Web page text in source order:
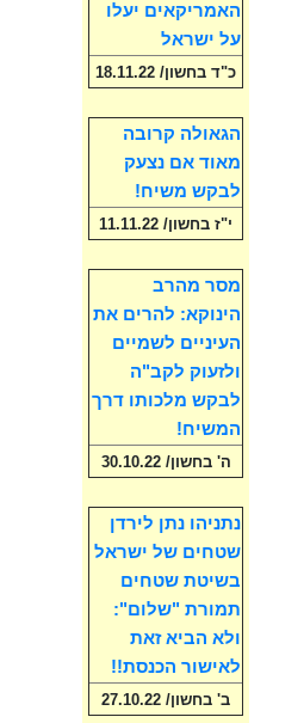
האמריקאים יעלו
על ישראל
כ"ד בחשון/ 18.11.22
הגאולה קרובה
מאוד אם נצעק
לבקש משיח!
י"ז בחשון/ 11.11.22
מסר מהרב
הינוקא: להרים את
העיניים לשמיים
ולזעוק לקב"ה
לבקש מלכותו דרך
המשיח!
ה' בחשון/ 30.10.22
נתניהו נתן לירדן
שטחים של ישראל
בשיטת שטחים
תמורת "שלום":
ולא הביא זאת
לאישור הכנסת!!
ב' בחשון/ 27.10.22